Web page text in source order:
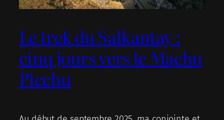
Le trek du Salkantay :
cinq jours vers le Machu
Picchu